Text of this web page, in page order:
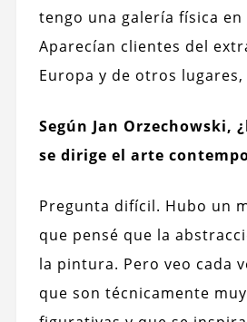
tengo una galería física en
Aparecían clientes del
Europa y de otros lugares,
Según Jan Orzechowski,
se dirige el arte
Pregunta difícil. Hubo un
que pensé que la
la pintura. Pero veo cada
que son técnicamente